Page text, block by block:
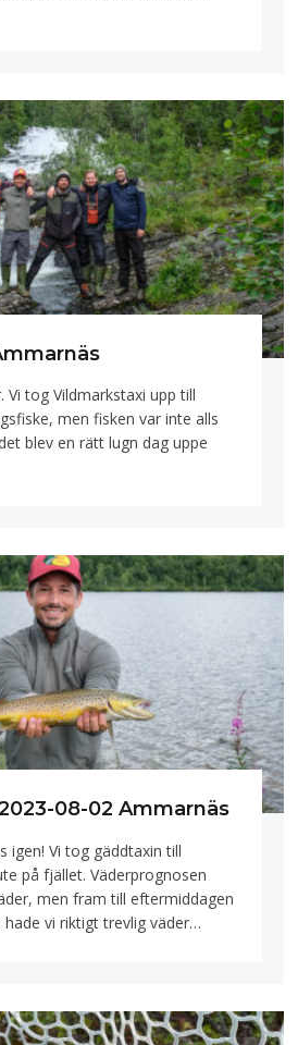
Vi tog Vildmarkstaxi upp till
men fisken var inte alls
blev en rätt lugn dag uppe
08-02 Ammarnäs
igen! Vi tog gäddtaxin till
på fjället. Väderprognosen
men fram till eftermiddagen
vi riktigt trevlig väder…